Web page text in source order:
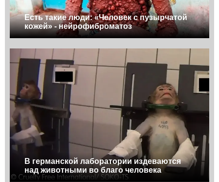
Есть такие люди: «Человек с пузырчатой
кожей» - нейрофиброматоз
В германской лаборатории издеваются
над животными во благо человека